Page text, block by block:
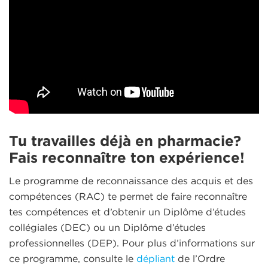
Tu travailles déjà en pharmacie?
Fais reconnaître ton expérience!
Le programme de reconnaissance des acquis et des
compétences (RAC) te permet de faire reconnaître
tes compétences et d’obtenir un Diplôme d’études
collégiales (DEC) ou un Diplôme d’études
professionnelles (DEP). Pour plus d’informations sur
ce programme, consulte le dépliant de l’Ordre